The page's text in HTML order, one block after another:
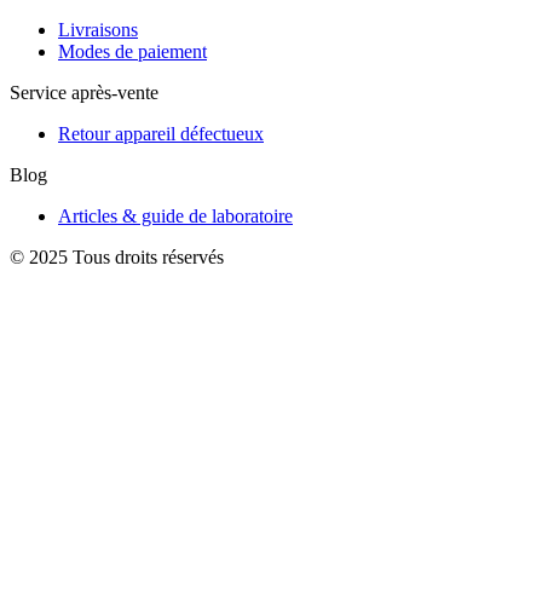
Livraisons
Modes de paiement
Service après-vente
Retour appareil défectueux
Blog
Articles & guide de laboratoire
© 2025 Tous droits réservés